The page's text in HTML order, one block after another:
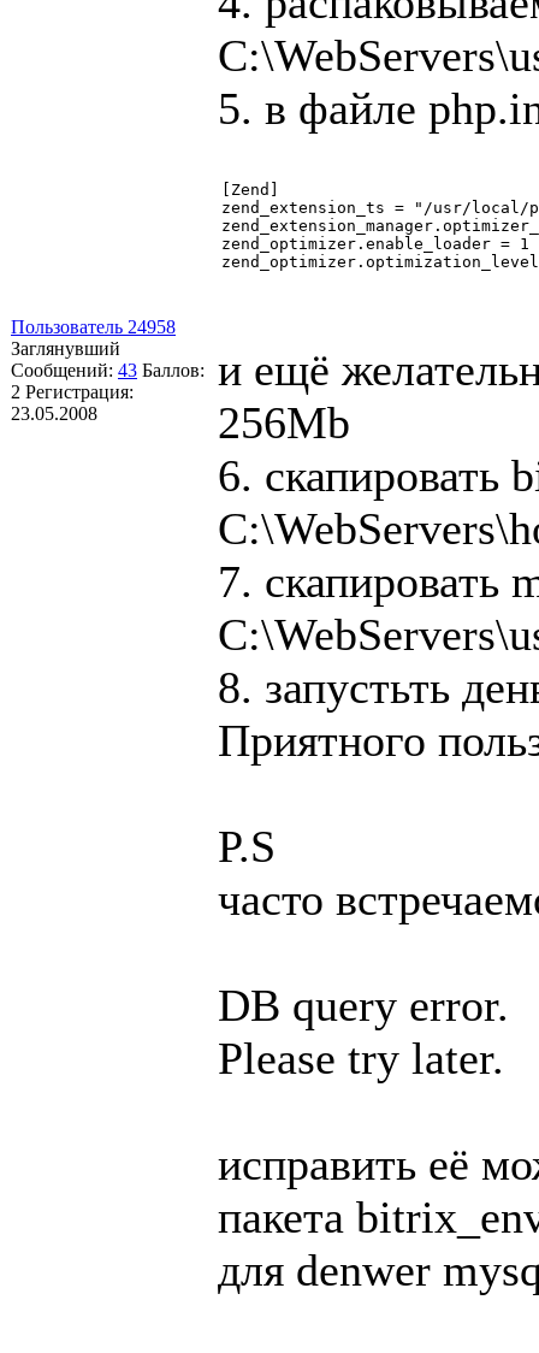
Пользователь 24958
Заглянувший
Сообщений: 43 Баллов:
2 Регистрация:
23.05.2008
5. в файле
[Zend]
zend_extension_ts = "/usr/local/
zend_optimizer.enable_loader = 1
и ещё
256Mb
6. скапировать
7. скапировать
8. запустьть
Приятного
P.S
часто
DB query error.
Please try later.
исправить её
пакета
для denwer